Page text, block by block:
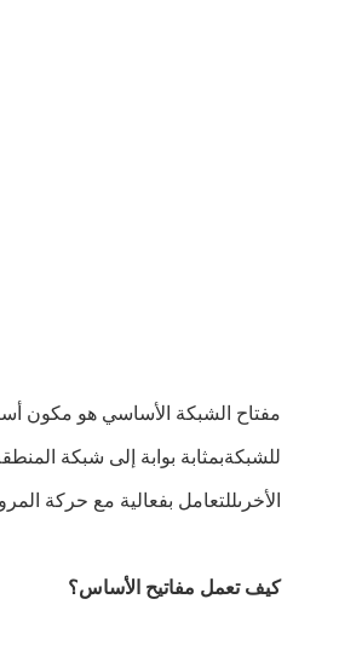
مفتاح الشبكة الأساسي هو مكون
الأخرىللتعامل بفعالية مع حركة
كيف تعمل مفاتيح الأساس؟